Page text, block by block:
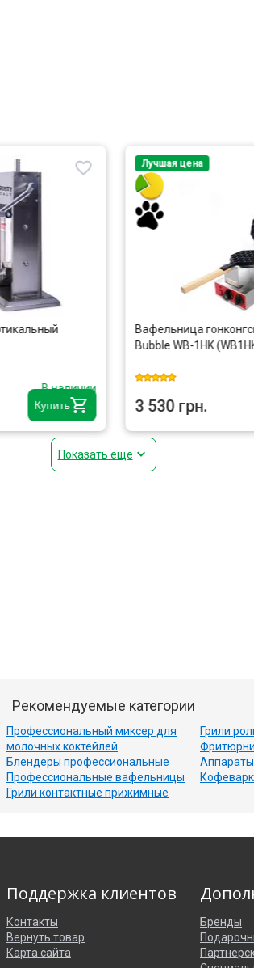
Купить
В наличии
Лучшая цена
Вафельница
Bubble WB-1HK
3 530 грн.
Показать еще
Рекомендуемые категории
Профессиональный миксер для
молочных коктейлей
Блендеры профессиональные
Профессиональные вафельницы
Грили контактные прижимные
Грили
Поддержка клиентов
Контакты
Вернуть товар
Карта сайта
Бренды